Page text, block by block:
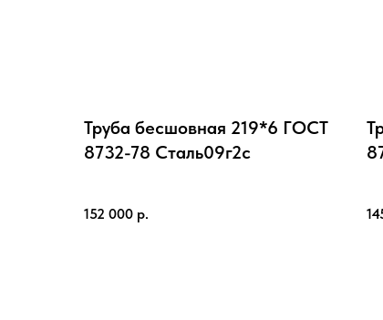
Труба бесшовная 219*6 ГОСТ
8732-78 Cталь09г2с
152 000 р.